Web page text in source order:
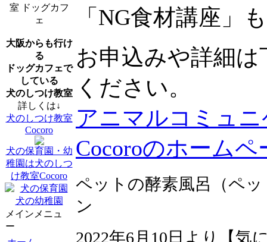
大阪からも行け
る
ドッグカフェで
している
犬のしつけ教室
詳しくは↓
犬のしつけ教室
Cocoro
犬の保育園・幼
稚園は犬のしつ
け教室Cocoro
メインメニュ
ー
「NG食材講座」
お申込みや詳細
ください。
アニマルコミュ
Cocoroのホームペ
ペットの酵素風呂（ペ
ン
2022年6月10日より【気